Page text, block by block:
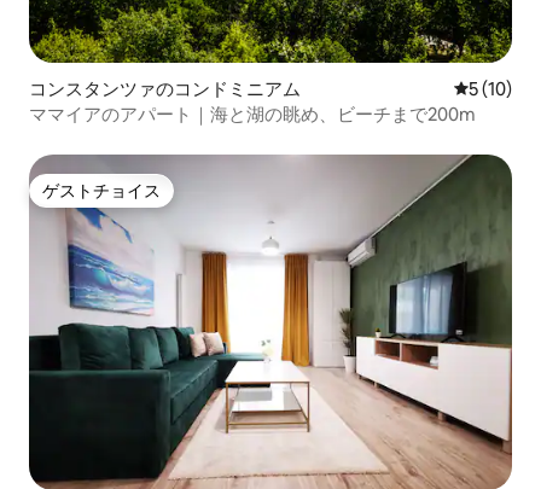
コンスタンツァのコンドミニアム レビュー
5 (10)
ママイアのアパート｜海と湖の眺め、ビーチまで200m
ゲストチョイス
ゲストチョイス